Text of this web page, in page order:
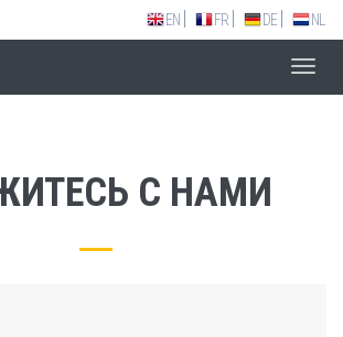
EN FR DE NL
С НАМИ